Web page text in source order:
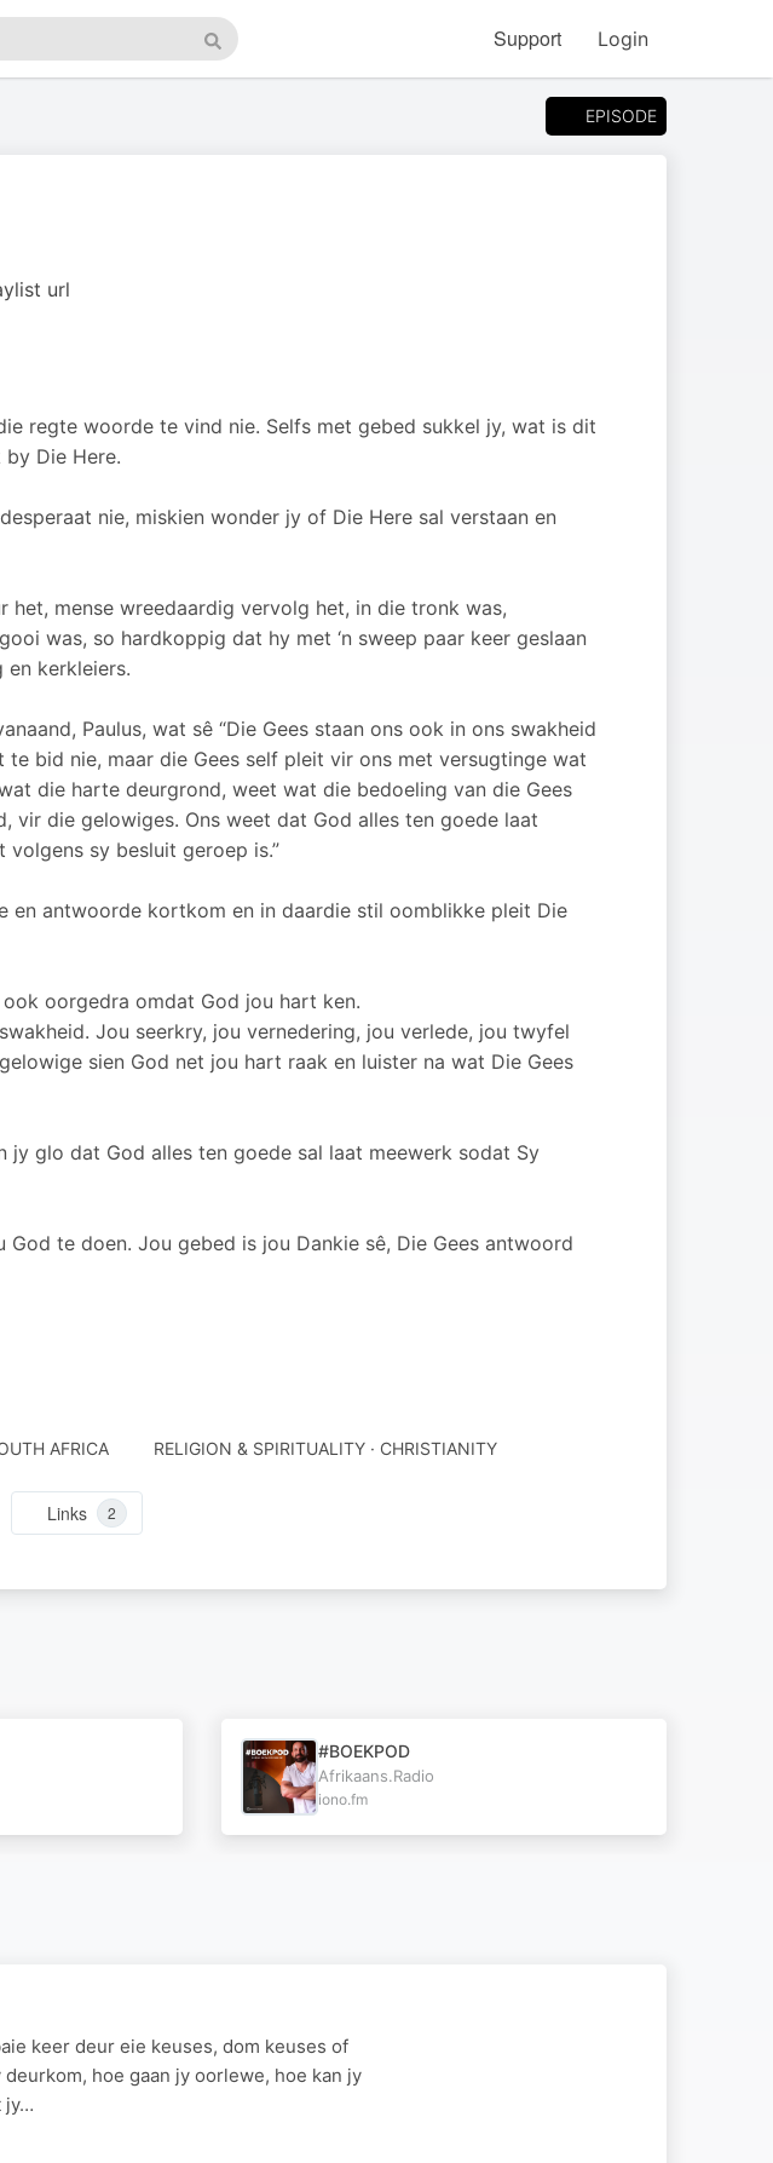
Search
Support Login
EPISODE
url
regte woorde te vind nie. Selfs met gebed sukkel jy, wat is dit
Die Here.
nie, miskien wonder jy of Die Here sal verstaan en
mense wreedaardig vervolg het, in die tronk was,
was, so hardkoppig dat hy met ‘n sweep paar keer geslaan
kerkleiers.
Paulus, wat sê “Die Gees staan ons ook in ons swakheid
bid nie, maar die Gees self pleit vir ons met versugtinge wat
die harte deurgrond, weet wat die bedoeling van die Gees
vir die gelowiges. Ons weet dat God alles ten goede laat
sy besluit geroep is.”
en antwoorde kortkom en in daardie stil oomblikke pleit Die
oorgedra omdat God jou hart ken.
Jou seerkry, jou vernedering, jou verlede, jou twyfel
sien God net jou hart raak en luister na wat Die Gees
jy glo dat God alles ten goede sal laat meewerk sodat Sy
te doen. Jou gebed is jou Dankie sê, Die Gees antwoord
AFRICA RELIGION & SPIRITUALITY · CHRISTIANITY
Links 2
#BOEKPOD
Afrikaans.Radio
iono.fm
keer deur eie keuses, dom keuses of
hoe gaan jy oorlewe, hoe kan jy
jy…